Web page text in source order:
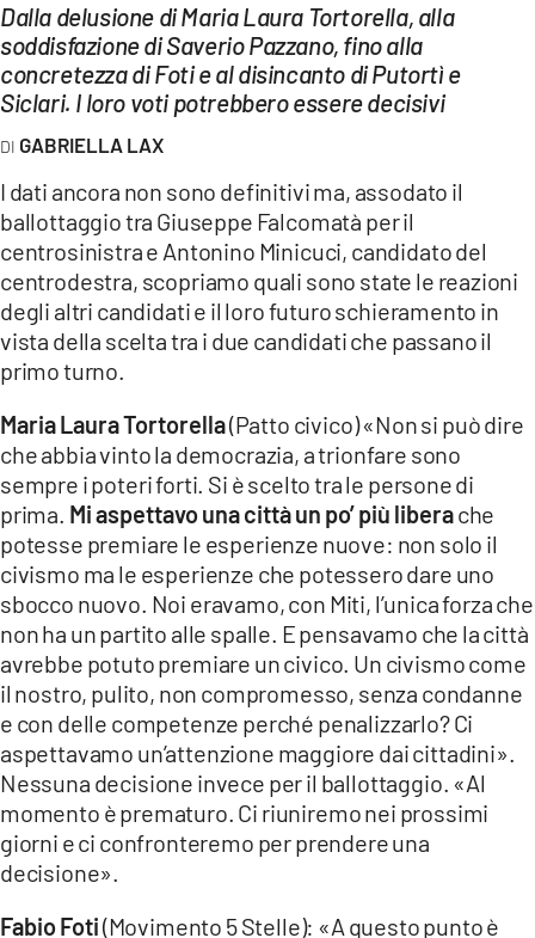
LAC NETWORK
LAC ONAIR
LaC
LACPLAY.IT
LACTV.IT
LACONAIR.IT
LACITYMAG.IT
ILREGGINO.IT
COSENZACHANNEL.IT
ILVIBONESE.IT
CATANZAROCHANNEL.IT
LACAPITALENEWS.IT
App
ANDROID
APPLE
Dalla delusione di Maria Laura Tortorella, alla
soddisfazione di Saverio Pazzano, fino alla
concretezza di Foti e al disincanto di Putortì e
Siclari. I loro voti potrebbero essere decisivi
GABRIELLA LAX
I dati ancora non sono definitivi ma, assodato il
ballottaggio tra Giuseppe Falcomatà per il
centrosinistra e Antonino Minicuci, candidato del
centrodestra, scopriamo quali sono state le reazioni
degli altri candidati e il loro futuro schieramento in
vista della scelta tra i due candidati che passano il
primo turno.
Maria Laura Tortorella(Patto civico) «Non si può dire
che abbia vinto la democrazia, a trionfare sono
sempre i poteri forti. Si è scelto tra le persone di
prima. Mi aspettavo una città un po’ più liberache
potesse premiare le esperienze nuove: non solo il
civismo ma le esperienze che potessero dare uno
sbocco nuovo. Noi eravamo, con Miti, l’unica forza che
non ha un partito alle spalle. E pensavamo che la città
avrebbe potuto premiare un civico. Un civismo come
il nostro, pulito, non compromesso, senza condanne
e con delle competenze perché penalizzarlo? Ci
aspettavamo un’attenzione maggiore dai cittadini».
Nessuna decisione invece per il ballottaggio. «Al
momento è prematuro. Ci riuniremo nei prossimi
giorni e ci confronteremo per prendere una
decisione».
Fabio Foti(Movimento 5 Stelle): «A questo punto è